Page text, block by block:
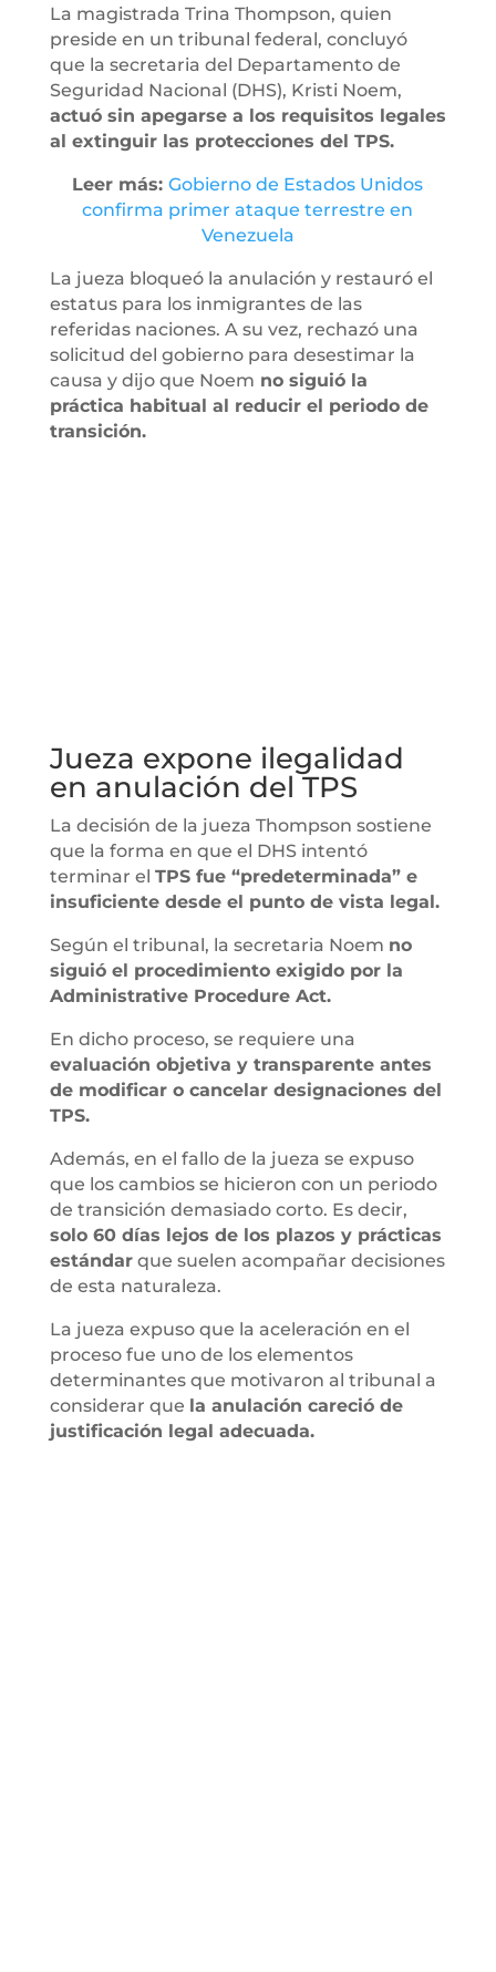
La magistrada Trina Thompson, quien
preside en un tribunal federal, concluyó
que la secretaria del Departamento de
Seguridad Nacional (DHS), Kristi Noem,
actuó sin apegarse a los requisitos legales
al extinguir las protecciones del TPS.
Leer más:Gobierno de Estados Unidos
confirma primer ataque terrestre en
Venezuela
La jueza bloqueó la anulación y restauró el
estatus para los inmigrantes de las
referidas naciones. A su vez, rechazó una
solicitud del gobierno para desestimar la
causa y dijo que Noem no siguió la
práctica habitual al reducir el periodo de
transición.
Jueza expone ilegalidad
en anulación del TPS
La decisión de la jueza Thompson sostiene
que la forma en que el DHS intentó
terminar el TPS fue “predeterminada” e
insuficiente desde el punto de vista legal.
Según el tribunal, la secretaria Noem no
siguió el procedimiento exigido por la
Administrative Procedure Act.
En dicho proceso, se requiere una
evaluación objetiva y transparente antes
de modificar o cancelar designaciones del
TPS.
Además, en el fallo de la jueza se expuso
que los cambios se hicieron con un periodo
de transición demasiado corto. Es decir,
solo 60 días lejos de los plazos y prácticas
estándarque suelen acompañar decisiones
de esta naturaleza.
La jueza expuso que la aceleración en el
proceso fue uno de los elementos
determinantes que motivaron al tribunal a
considerar que la anulación careció de
justificación legal adecuada.